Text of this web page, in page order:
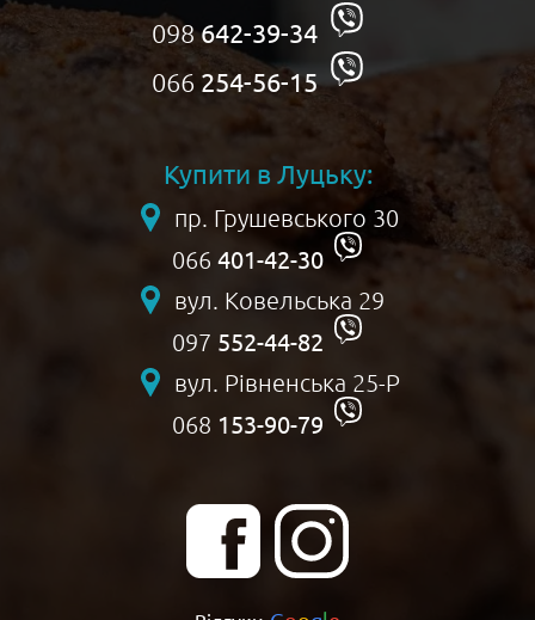
098642-39-34
066 254-56-15
Купити в Луцьку:
пр. Грушевського 30
066 401-42-30
вул. Ковельська 29
097 552-44-82
вул. Рівненська 25-Р
068 153-90-79